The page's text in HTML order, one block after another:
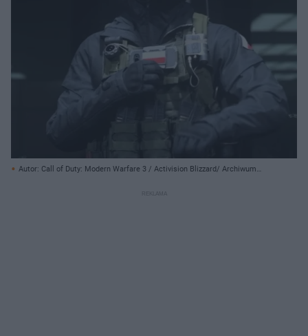
Autor: Call of Duty: Modern Warfare 3 / Activision Blizzard/ Archiwum